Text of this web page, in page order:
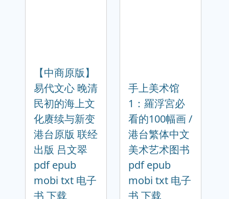
【中商原版】
易代文心 晚清
民初的海上文
化赓续与新变
港台原版 联经
出版 吕文翠
pdf epub
mobi txt 电子
书 下载
手上美术馆
1：羅浮宮必
看的100幅画 /
港台繁体中文
美术艺术图书
pdf epub
mobi txt 电子
书 下载